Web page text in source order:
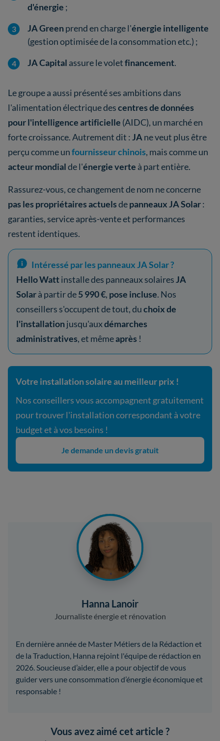
d'énergie ;
JA Greenprend en charge l'énergie intelligente
(gestion optimisée de la consommation etc.) ;
JA Capital assure le voletfinancement.
Le groupe a aussi présenté ses ambitions dans
l'alimentation électrique descentres de données
pour l'intelligence artificielle (AIDC), un marché en
forte croissance. Autrement dit :JA ne veut plus être
perçu comme unfournisseur chinois, mais comme un
acteur mondialde l'énergie verte à part entière.
Rassurez-vous, ce changement de nom ne concerne
pas les propriétaires actuelsdepanneaux JA Solar:
garanties, service après-vente et performances
restent identiques.
Intéressé par les panneaux JA Solar ?
Hello Wattinstalle des panneaux solairesJA
Solarà partir de5 990 €, pose incluse. Nos
conseillers s'occupent de tout, duchoix de
l'installationjusqu'auxdémarches
administratives, et mêmeaprès !
Votre installation solaire au meilleur prix !
Nos conseillers vous accompagnent gratuitement
pour trouver l'installation correspondant à votre
budget et à vos besoins !
Je demande un devis gratuit
Hanna Lanoir
Journaliste énergie et rénovation
En dernière année de Master Métiers de la Rédaction et
de la Traduction, Hanna rejoint l'équipe de rédaction en
2026. Soucieuse d’aider, elle a pour objectif de vous
guider vers une consommation d’énergie économique et
responsable !
Vous avez aimé cet article ?